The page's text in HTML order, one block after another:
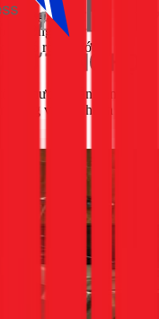
không?
không?
có rò rỉ nước
sẽ hướng dẫn bạn
trọng và tiến hành